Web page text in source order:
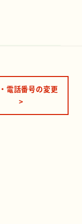
電話番号の変更
>